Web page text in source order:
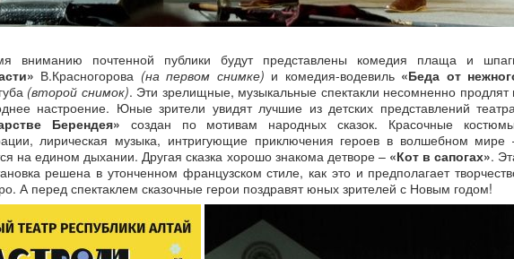
вниманию почтенной публики будут представлены комедия плаща и
В.Красногорова (на первом снимке) и комедия-водевиль «Беда от
(второй снимок). Эти зрелищные, музыкальные спектакли несомненно продлят
настроение. Юные зрители увидят лучшие из детских представлений
Берендея» создан по мотивам народных сказок. Красочные
лирическая музыка, интригующие приключения героев в волшебном мире
на едином дыхании. Другая сказка хорошо знакома детворе – «Кот в сапогах».
решена в утонченном французском стиле, как это и предполагает
А перед спектаклем сказочные герои поздравят юных зрителей с Новым годом!